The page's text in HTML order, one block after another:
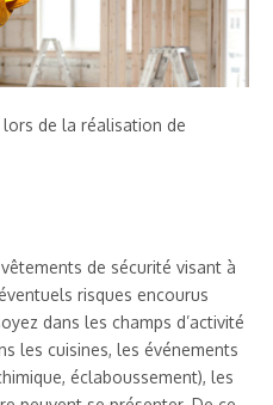
de la réalisation de
de sécurité visant à
risques encourus
dans les champs d’activité
les cuisines, les événements
éclaboussement), les